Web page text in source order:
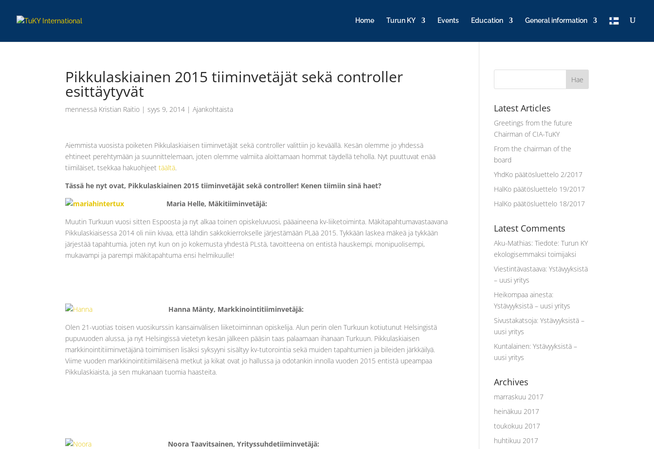
Home Turun KY Events Education General information
T
u
Pikkulaskiainen 2015 tiiminvetäjät sekä controller
esittäytyvät
mennessä Kristian Raitio |syys 9, 2014 |Ajankohtaista
Aiemmista vuosista poiketen Pikkulaskiaisen tiiminvetäjät sekä controller valittiin jo keväällä. Kesän olemme jo yhdessä
ehtineet perehtymään ja suunnittelemaan, joten olemme valmiita aloittamaan hommat täydellä teholla. Nyt puuttuvat enää
tiimiläiset, tsekkaa hakuohjeettäältä.
Tässä he nyt ovat, Pikkulaskiainen 2015 tiiminvetäjät sekä controller! Kenen tiimiin sinä haet?
Maria Helle, Mäkitiiminvetäjä:
Muutin Turkuun vuosi sitten Espoosta ja nyt alkaa toinen opiskeluvuosi, pääaineena kv-liiketoiminta. Mäkitapahtumavastaavana
Pikkulaskiaisessa 2014 oli niin kivaa, että lähdin sakkokierrokselle järjestämään PLää 2015. Tykkään laskea mäkeä ja tykkään
järjestää tapahtumia, joten nyt kun on jo kokemusta yhdestä PLstä, tavoitteena on entistä hauskempi, monipuolisempi,
mukavampi ja parempi mäkitapahtuma ensi helmikuulle!
Hanna Mänty, Markkinointitiiminvetäjä:
Olen 21-vuotias toisen vuosikurssin kansainvälisen liiketoiminnan opiskelija. Alun perin olen Turkuun kotiutunut Helsingistä
pupuvuoden alussa, ja nyt Helsingissä vietetyn kesän jälkeen pääsin taas palaamaan ihanaan Turkuun. Pikkulaskiaisen
markkinointitiiminvetäjänä toimimisen lisäksi syksyyni sisältyy kv-tutorointia sekä muiden tapahtumien ja bileiden järkkäilyä.
Viime vuoden markkinointitiimiläisenä metkut ja kikat ovat jo hallussa ja odotankin innolla vuoden 2015 entistä upeampaa
Pikkulaskiaista, ja sen mukanaan tuomia haasteita.
Noora Taavitsainen, Yrityssuhdetiiminvetäjä:
Latest Articles
Greetings from the future
Chairman of CIA-TuKY
From the chairman of the
board
YhdKo päätösluettelo 2/2017
HalKo päätösluettelo 19/2017
HalKo päätösluettelo 18/2017
Latest Comments
Aku-Mathias:Tiedote: Turun KY
ekologisemmaksi toimijaksi
Viestintävastaava:Ystävyyksistä
– uusi yritys
Heikompaa ainesta:
Ystävyyksistä – uusi yritys
Sivustakatsoja:Ystävyyksistä –
uusi yritys
Kuntalainen:Ystävyyksistä –
uusi yritys
Archives
marraskuu 2017
heinäkuu 2017
toukokuu 2017
huhtikuu 2017